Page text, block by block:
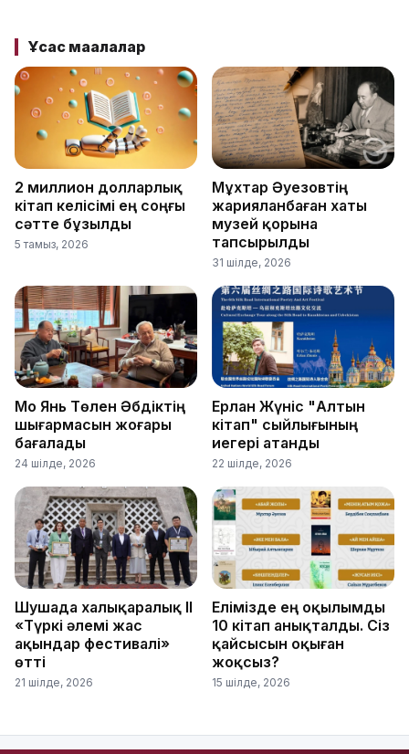
Ұқсас мақалалар
2 миллион долларлық
кітап келісімі ең соңғы
сәтте бұзылды
5 тамыз, 2026
Мұхтар Әуезовтің
жарияланбаған хаты
музей қорына
тапсырылды
31 шілде, 2026
Мо Янь Төлен Әбдіктің
шығармасын жоғары
бағалады
24 шілде, 2026
Ерлан Жүніс "Алтын
кітап" сыйлығының
иегері атанды
22 шілде, 2026
Шушада халықаралық ІІ
«Түркі әлемі жас
ақындар фестивалі»
өтті
21 шілде, 2026
Елімізде ең оқылымды
10 кітап анықталды. Сіз
қайсысын оқыған
жоқсыз?
15 шілде, 2026